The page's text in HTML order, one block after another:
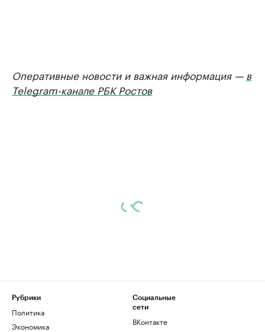
Оперативные новости и важная информация — в
Telegram-канале РБК Ростов
Рубрики
Политика
Экономика
Социальные
сети
ВКонтакте